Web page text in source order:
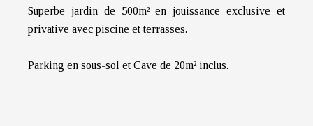
Superbe jardin de 500m² en jouissance exclusive et
privative avec piscine et terrasses.
Parking en sous-sol et Cave de 20m² inclus.